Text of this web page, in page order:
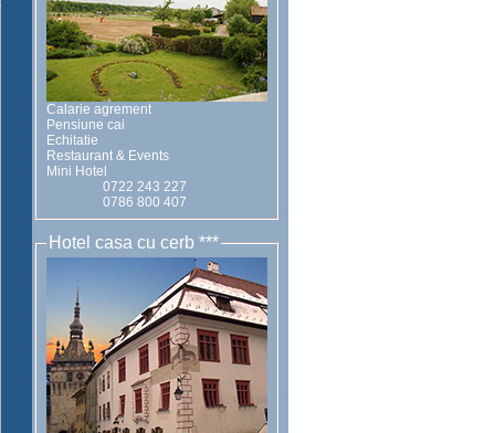
Calarie agrement
Pensiune cai
Echitatie
Restaurant & Events
Mini Hotel
0722 243 227
0786 800 407
Hotel casa cu cerb ***